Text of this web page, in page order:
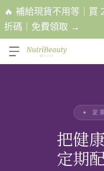
🔥 補給現貨不用等｜買
折碼｜免費領取 →
✦ 定
把健
定期